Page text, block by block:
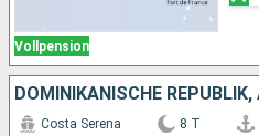
Vollpension
Costa Serena 8 T